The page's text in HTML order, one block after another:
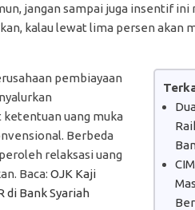
jangan sampai juga insentif
kalau lewat lima persen akan
pembiayaan
ketentuan uang muka
Berbeda
relaksasi uang
Baca: OJK Kaji
di Bank Syariah